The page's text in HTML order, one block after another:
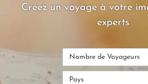
Créez un voyage à votre
experts